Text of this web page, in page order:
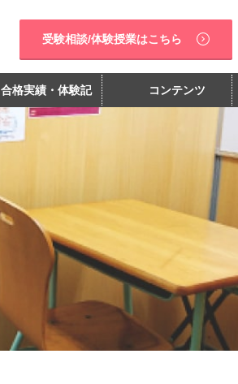
受験相談/体験授業はこちら
合格実績・体験記 コンテンツ